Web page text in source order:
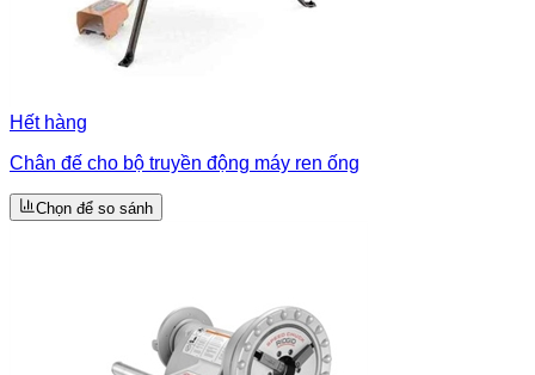
Hết hàng
Chân đế cho bộ truyền động máy ren ống
Chọn để so sánh